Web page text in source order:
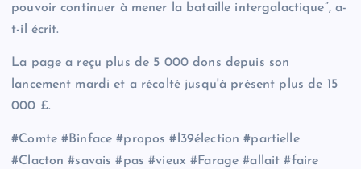
pouvoir continuer à mener la bataille intergalactique”, a-
t-il écrit.
La page a reçu plus de 5 000 dons depuis son
lancement mardi et a récolté jusqu'à présent plus de 15
000 £.
#Comte #Binface #propos #l39élection #partielle
#Clacton #savais #pas #vieux #Farage #allait #faire